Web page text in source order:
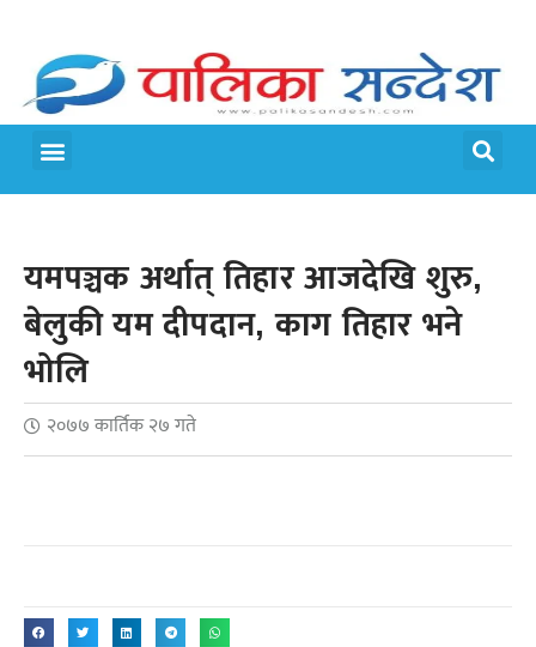
यमपञ्चक अर्थात् तिहार आजदेखि शुरु,
बेलुकी यम दीपदान, काग तिहार भने
भोलि
२०७७ कार्तिक २७ गते